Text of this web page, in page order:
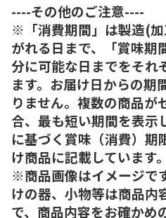
----その他のご注意----
※「消費期間」は製造(
がれる日まで、「賞味期
分に可能な日までをそれ
ます。お届け日からの期
りません。複数の商品が
合、最も短い期間を表示
に基づく賞味（消費）期
け商品に記載しています。
※商品画像はイメージで
けの器、小物等は商品内
で、商品内容をお確かめ